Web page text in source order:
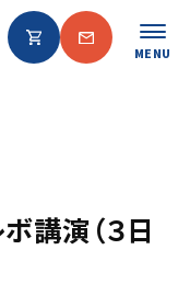
MENU
講演（３日